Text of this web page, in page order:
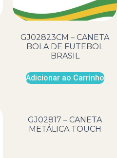
GJ02823CM – CANETA
BOLA DE FUTEBOL
BRASIL
Adicionar ao Carrinho
GJ02817 – CANETA
METÁLICA TOUCH